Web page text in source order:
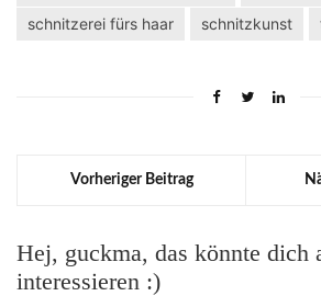
schnitzerei fürs haar
schnitzkunst
Vorheriger Beitrag
Hej, guckma, das könnte dich
interessieren :)